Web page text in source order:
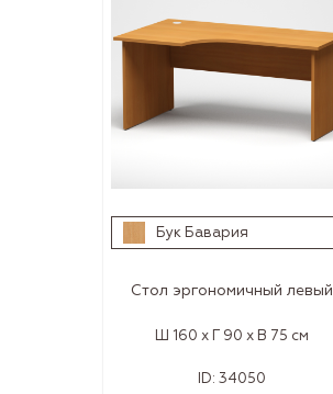
Бук Бавария
Стол эргономичный левый
Ш 160 x Г 90 x В 75 см
ID: 34050